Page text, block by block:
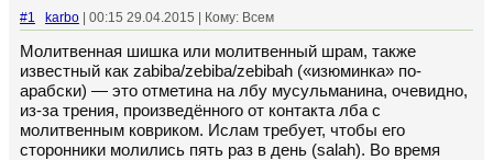
#1 karbo | 00:15 29.04.2015 | Кому: Всем
Молитвенная шишка или молитвенный шрам, также
известный как zabiba/zebiba/zebibah («изюминка» по-
арабски) — это отметина на лбу мусульманина, очевидно,
из-за трения, произведённого от контакта лба с
молитвенным ковриком. Ислам требует, чтобы его
сторонники молились пять раз в день (salah). Во время